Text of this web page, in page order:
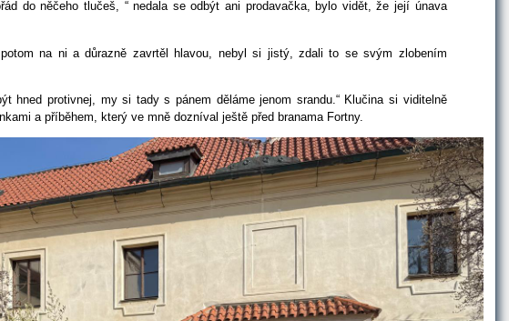
do něčeho tlučeš, “ nedala se odbýt ani prodavačka, bylo vidět, že její únava
na ni a důrazně zavrtěl hlavou, nebyl si jistý, zdali to se svým zlobením
hned protivnej, my si tady s pánem děláme jenom srandu.“ Klučina si viditelně
a příběhem, který ve mně dozníval ještě před branama Fortny.